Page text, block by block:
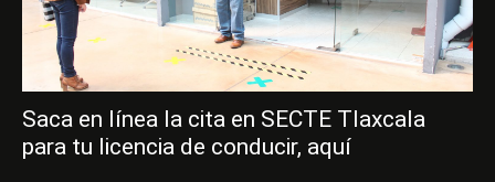
Saca en línea la cita en SECTE Tlaxcala
para tu licencia de conducir, aquí